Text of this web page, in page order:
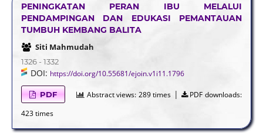
PENINGKATAN PERAN IBU MELALUI
PENDAMPINGAN DAN EDUKASI PEMANTAUAN
TUMBUH KEMBANG BALITA
Siti Mahmudah
1326 - 1332
DOI: https://doi.org/10.55681/ejoin.v1i11.1796
PDF Abstract views: 289 times |
PDF downloads:
423 times